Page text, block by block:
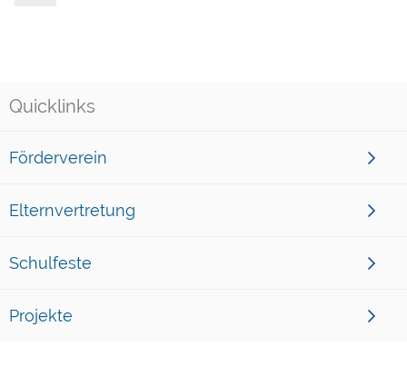
Quicklinks
Förderverein
Elternvertretung
Schulfeste
Projekte